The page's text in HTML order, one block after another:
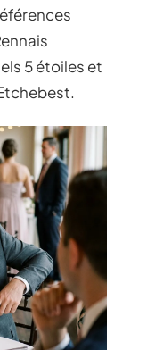
5 étoiles et